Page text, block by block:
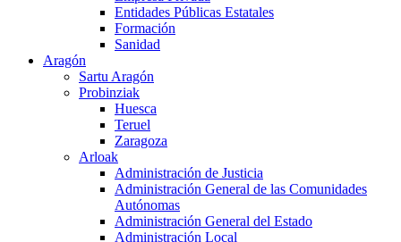
Entidades Públicas Estatales
Formación
Sanidad
Aragón
Sartu Aragón
Probinziak
Huesca
Teruel
Zaragoza
Arloak
Administración de Justicia
Administración General de las Comunidades
Autónomas
Administración General del Estado
Administración Local